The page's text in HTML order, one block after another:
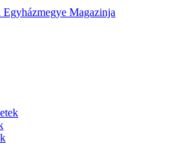
Egyházmegye Magazinja